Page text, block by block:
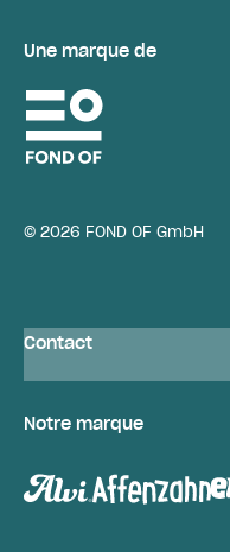
Une marque de
© 2026 FOND OF GmbH
Contact
Notre marque